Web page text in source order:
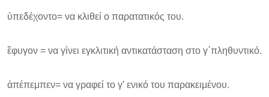
ὑπεδέχοντο= να κλιθεί ο παρατατικός του.
ἒφυγον = να γίνει εγκλιτική αντικατάσταση στο γ΄πληθυντικό.
ἀπέπεμπεν= να γραφεί το γ’ ενικό του παρακειμένου.